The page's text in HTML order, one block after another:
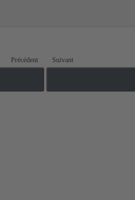
Précédent Suivant